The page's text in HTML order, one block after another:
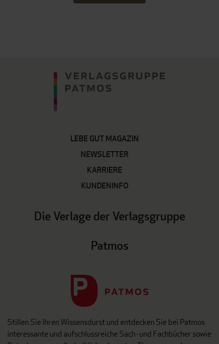
LEBE GUT MAGAZIN
NEWSLETTER
KARRIERE
KUNDENINFO
Die Verlage der Verlagsgruppe
Patmos
Stillen Sie Ihren Wissensdurst und entdecken Sie bei Patmos
interessante und aufschlussreiche Sach- und Fachbücher sowie